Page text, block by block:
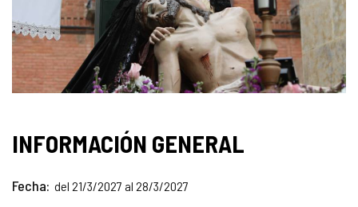
INFORMACIÓN GENERAL
Fecha del 21/3/2027 al 28/3/2027